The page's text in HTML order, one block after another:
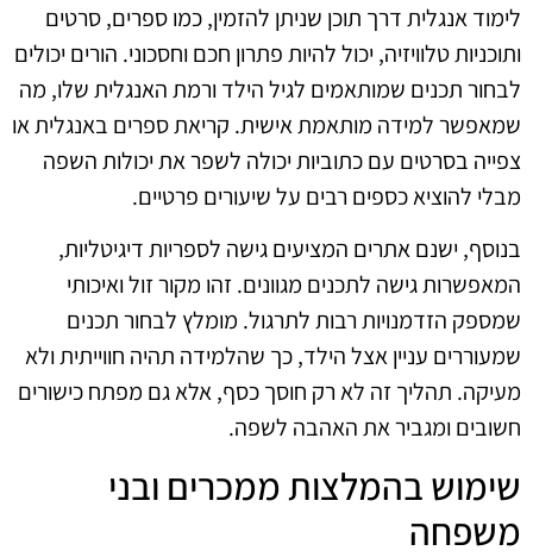
לימוד אנגלית דרך תוכן שניתן להזמין, כמו ספרים, סרטים
ותוכניות טלוויזיה, יכול להיות פתרון חכם וחסכוני. הורים יכולים
לבחור תכנים שמותאמים לגיל הילד ורמת האנגלית שלו, מה
שמאפשר למידה מותאמת אישית. קריאת ספרים באנגלית או
צפייה בסרטים עם כתוביות יכולה לשפר את יכולות השפה
מבלי להוציא כספים רבים על שיעורים פרטיים.
בנוסף, ישנם אתרים המציעים גישה לספריות דיגיטליות,
המאפשרות גישה לתכנים מגוונים. זהו מקור זול ואיכותי
שמספק הזדמנויות רבות לתרגול. מומלץ לבחור תכנים
שמעוררים עניין אצל הילד, כך שהלמידה תהיה חווייתית ולא
מעיקה. תהליך זה לא רק חוסך כסף, אלא גם מפתח כישורים
חשובים ומגביר את האהבה לשפה.
שימוש בהמלצות ממכרים ובני
משפחה